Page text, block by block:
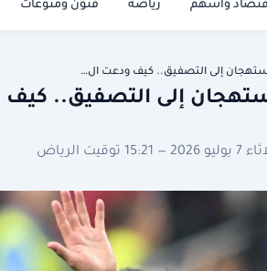
وأسهم رياضة فنون ومنوعات
إلى التصفيق.. كيف ودعت ال…
إلى التصفيق.. كيف
— 15:21 توقيت الرياض